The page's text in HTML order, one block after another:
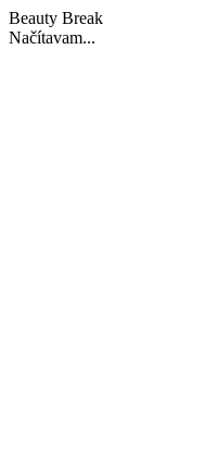
Beauty Break
Načítavam...